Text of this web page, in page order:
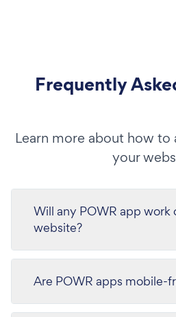
Frequently
Learn more about how to
your
Will any POWR app
website?
Are POWR apps mobile-